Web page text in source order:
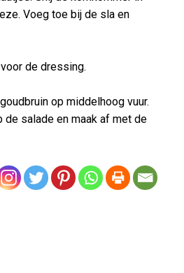
Voeg toe bij de sla en
de dressing.
op middelhoog vuur.
salade en maak af met de